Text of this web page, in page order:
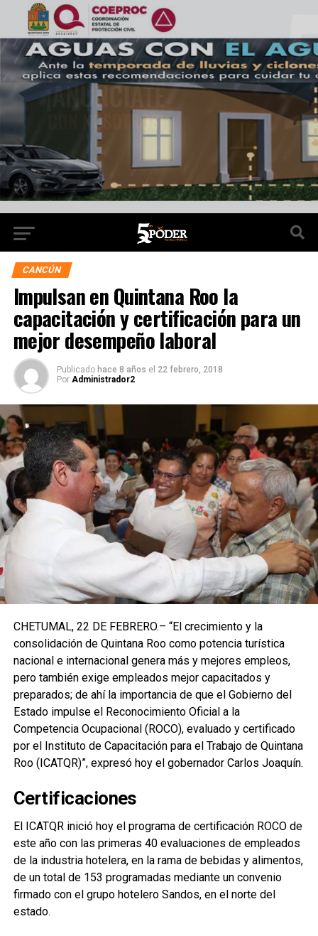
CANCÚN
Impulsan en Quintana Roo la
capacitación y certificación para un
mejor desempeño laboral
Publicado hace 8 años el 22 febrero, 2018
Por Administrador2
CHETUMAL, 22 DE FEBRERO.– “El crecimiento y la
consolidación de Quintana Roo como potencia turística
nacional e internacional genera más y mejores empleos,
pero también exige empleados mejor capacitados y
preparados; de ahí la importancia de que el Gobierno del
Estado impulse el Reconocimiento Oficial a la
Competencia Ocupacional (ROCO), evaluado y certificado
por el Instituto de Capacitación para el Trabajo de Quintana
Roo (ICATQR)”, expresó hoy el gobernador Carlos Joaquín.
Certificaciones
El ICATQR inició hoy el programa de certificación ROCO de
este año con las primeras 40 evaluaciones de empleados
de la industria hotelera, en la rama de bebidas y alimentos,
de un total de 153 programadas mediante un convenio
firmado con el grupo hotelero Sandos, en el norte del
estado.